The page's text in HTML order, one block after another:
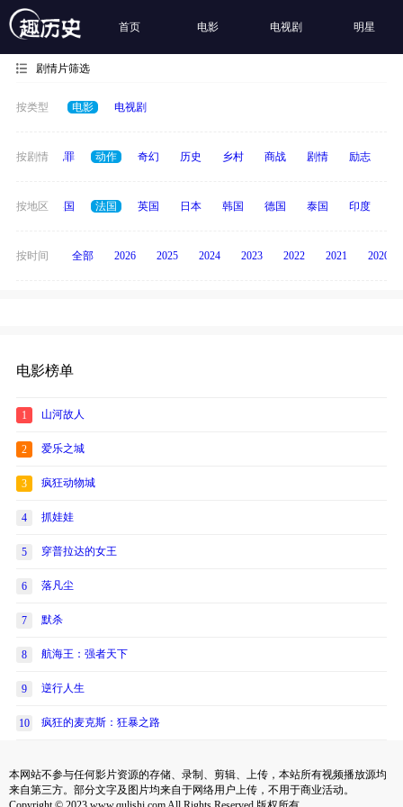
首页 电影 电视剧 明星
剧情片筛选
按类型 电影 电视剧
按剧情
偶像 犯罪 动作 奇幻 历史 乡村 商战 剧情 励志
按地区
中国 美国 法国 英国 日本 韩国 德国 泰国 印度
按时间 全部 2026 2025 2024 2023 2022 2021 2020
电影榜单
1 山河故人
2 爱乐之城
3 疯狂动物城
4 抓娃娃
5 穿普拉达的女王
6 落凡尘
7 默杀
8 航海王：强者天下
9 逆行人生
10 疯狂的麦克斯：狂暴之路
本网站不参与任何影片资源的存储、录制、剪辑、上传，本站所有视频播放源均
来自第三方。部分文字及图片均来自于网络用户上传，不用于商业活动。